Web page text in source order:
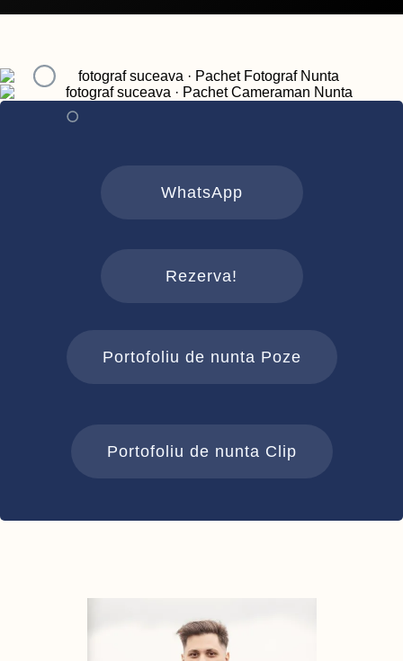
WhatsApp
Rezerva!
Portofoliu de nunta Poze
Portofoliu de nunta Clip